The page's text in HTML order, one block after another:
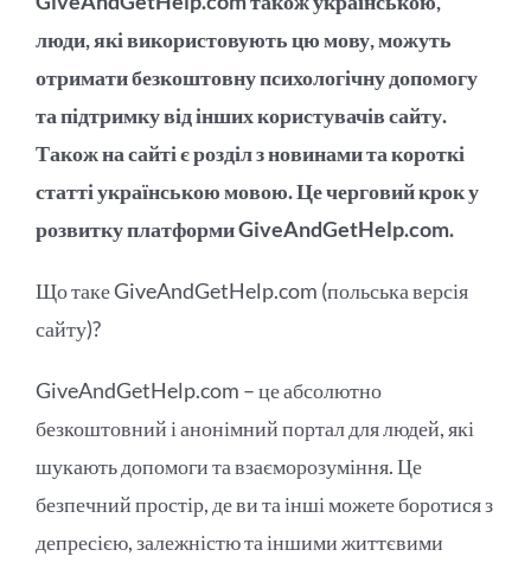
люди, які використовують цю мову, можуть
отримати безкоштовну психологічну допомогу
та підтримку від інших користувачів сайту.
Також на сайті є розділ з новинами та короткі
статті українською мовою. Це черговий крок у
розвитку платформи GiveAndGetHelp.com.
Що таке GiveAndGetHelp.com (польська версія
сайту)?
GiveAndGetHelp.com – це абсолютно
безкоштовний і анонімний портал для людей, які
шукають допомоги та взаєморозуміння. Це
безпечний простір, де ви та інші можете боротися з
депресією, залежністю та іншими життєвими